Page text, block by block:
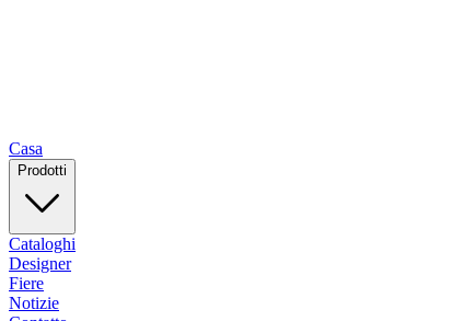
Casa
Prodotti
Cataloghi
Designer
Fiere
Notizie